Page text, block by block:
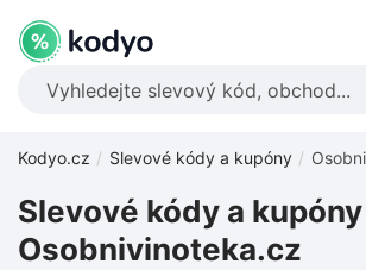
Kodyo.cz Slevové kódy a kupóny
Slevové kódy a
Osobnivinoteka.cz